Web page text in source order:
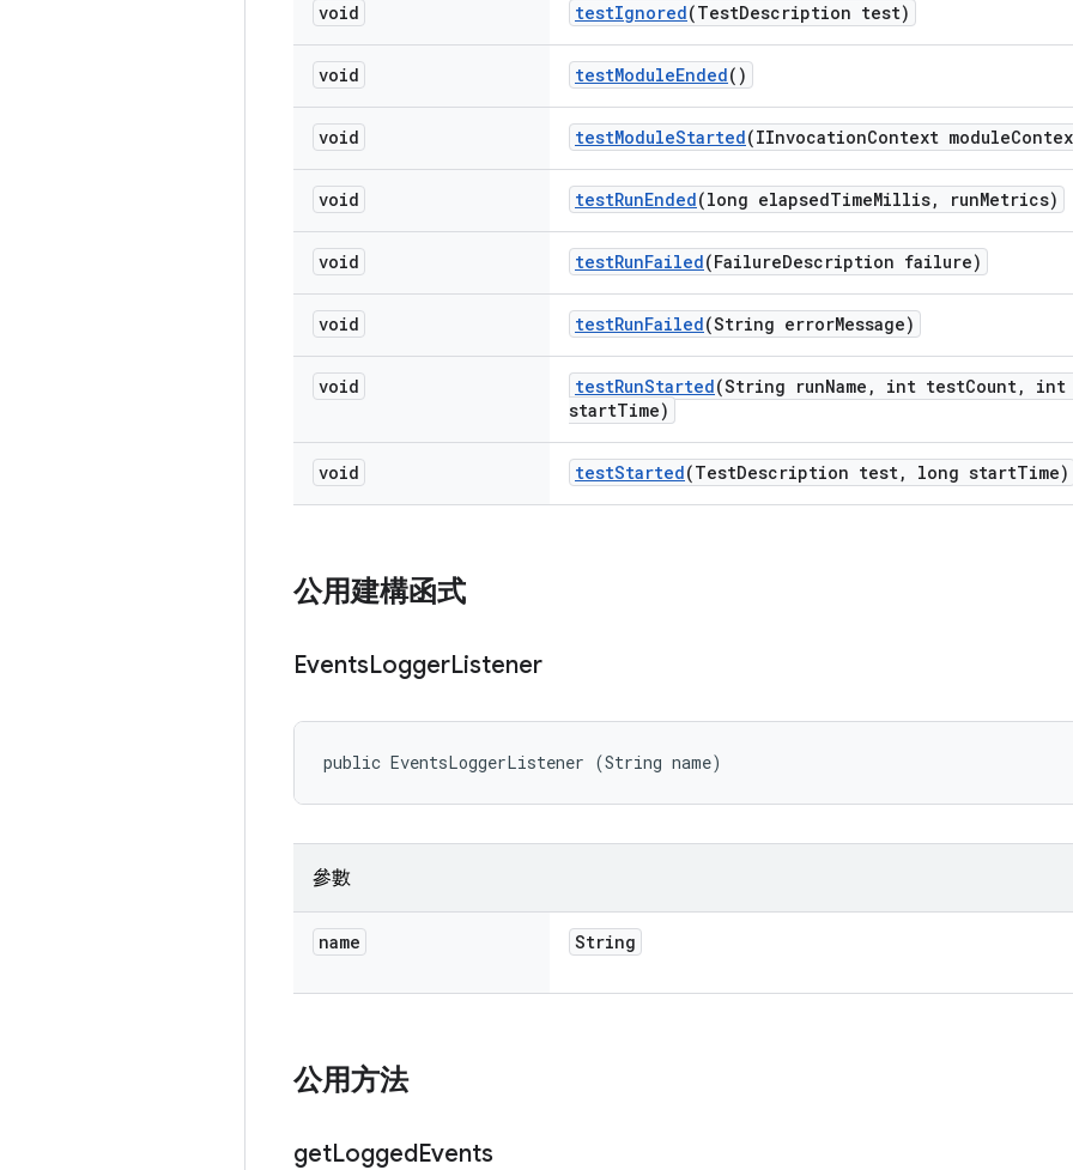
void testIgnored(TestDescription test)
void testModuleEnded()
void testModuleStarted(IInvocationContext module
void testRunEnded(long elapsedTimeMillis, runMetrics)
void testRunFailed(FailureDescription failure)
void testRunFailed(String errorMessage)
void testRunStarted(String runName , int testCount, int
startTime)
void testStarted(TestDescription test, long startTime)
公用建構函式
EventsLoggerListener
public EventsLoggerListener (String name)
參數
name String
公用方法
getLoggedEvents